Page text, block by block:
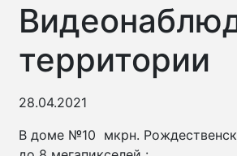
территории
28.04.2021
В доме №10 мкрн.